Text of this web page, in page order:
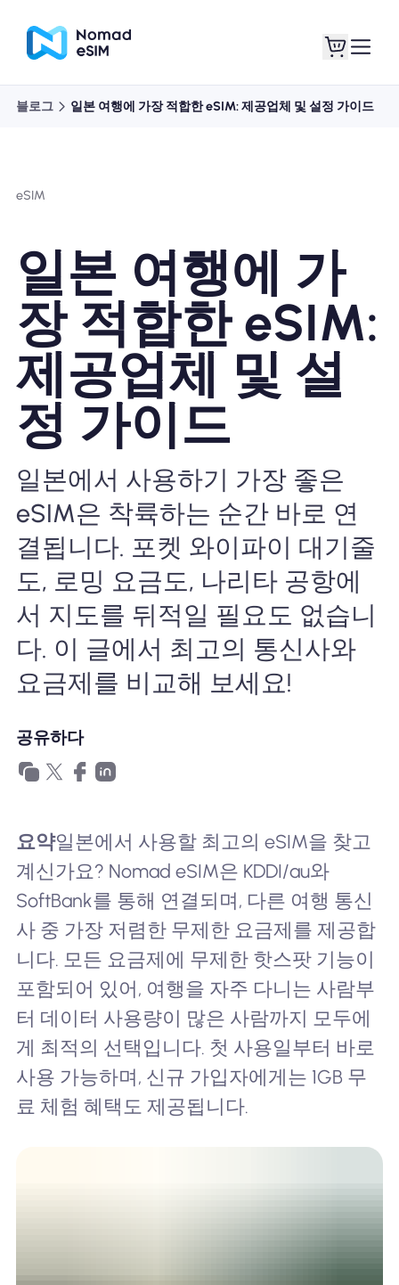
쇼핑 플랜
eSIM 정보
왜 Nomad eSIM?
eSIM 사용법
비즈니스를위한
블로그 일본 여행에 가장 적합한 eSIM: 제공업체 및 설정 가이드
eSIM
일본 여행에 가
장 적합한 eSIM:
제공업체 및 설
정 가이드
일본에서 사용하기 가장 좋은
eSIM은 착륙하는 순간 바로 연
결됩니다. 포켓 와이파이 대기줄
도, 로밍 요금도, 나리타 공항에
서 지도를 뒤적일 필요도 없습니
다. 이 글에서 최고의 통신사와
요금제를 비교해 보세요!
공유하다
요약일본에서 사용할 최고의 eSIM을 찾고
계신가요? Nomad eSIM은 KDDI/au와
SoftBank를 통해 연결되며, 다른 여행 통신
사 중 가장 저렴한 무제한 요금제를 제공합
니다. 모든 요금제에 무제한 핫스팟 기능이
포함되어 있어, 여행을 자주 다니는 사람부
터 데이터 사용량이 많은 사람까지 모두에
게 최적의 선택입니다. 첫 사용일부터 바로
사용 가능하며, 신규 가입자에게는 1GB 무
료 체험 혜택도 제공됩니다.